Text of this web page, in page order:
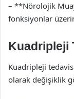
– **Nörolojik
fonksiyonlar
Kuadripleji
Kuadripleji
olarak değişiklik